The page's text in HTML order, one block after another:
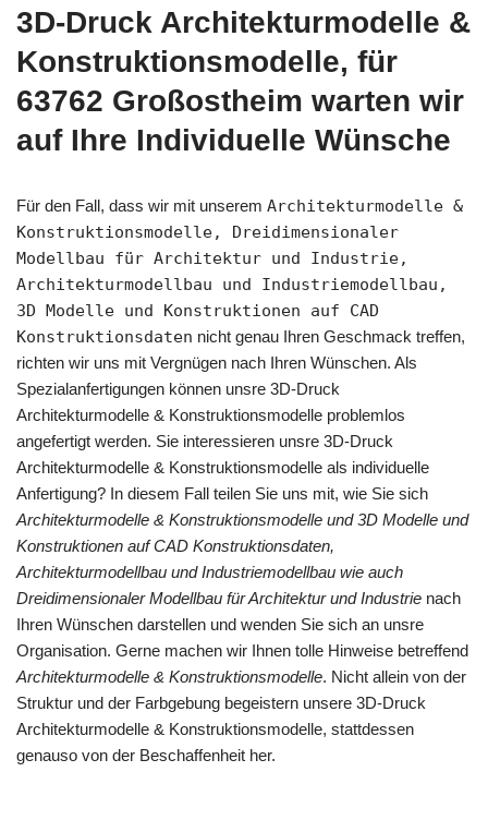
3D-Druck Architekturmodelle &
Konstruktionsmodelle, für
63762 Großostheim warten wir
auf Ihre Individuelle Wünsche
Für den Fall, dass wir mit unserem Architekturmodelle &
Konstruktionsmodelle, Dreidimensionaler
Modellbau für Architektur und Industrie,
Architekturmodellbau und Industriemodellbau,
3D Modelle und Konstruktionen auf CAD
Konstruktionsdaten nicht genau Ihren Geschmack treffen,
richten wir uns mit Vergnügen nach Ihren Wünschen. Als
Spezialanfertigungen können unsre 3D-Druck
Architekturmodelle & Konstruktionsmodelle problemlos
angefertigt werden. Sie interessieren unsre 3D-Druck
Architekturmodelle & Konstruktionsmodelle als individuelle
Anfertigung? In diesem Fall teilen Sie uns mit, wie Sie sich
Architekturmodelle & Konstruktionsmodelle und 3D Modelle und
Konstruktionen auf CAD Konstruktionsdaten,
Architekturmodellbau und Industriemodellbau wie auch
Dreidimensionaler Modellbau für Architektur und Industrie nach
Ihren Wünschen darstellen und wenden Sie sich an unsre
Organisation. Gerne machen wir Ihnen tolle Hinweise betreffend
Architekturmodelle & Konstruktionsmodelle. Nicht allein von der
Struktur und der Farbgebung begeistern unsere 3D-Druck
Architekturmodelle & Konstruktionsmodelle, stattdessen
genauso von der Beschaffenheit her.